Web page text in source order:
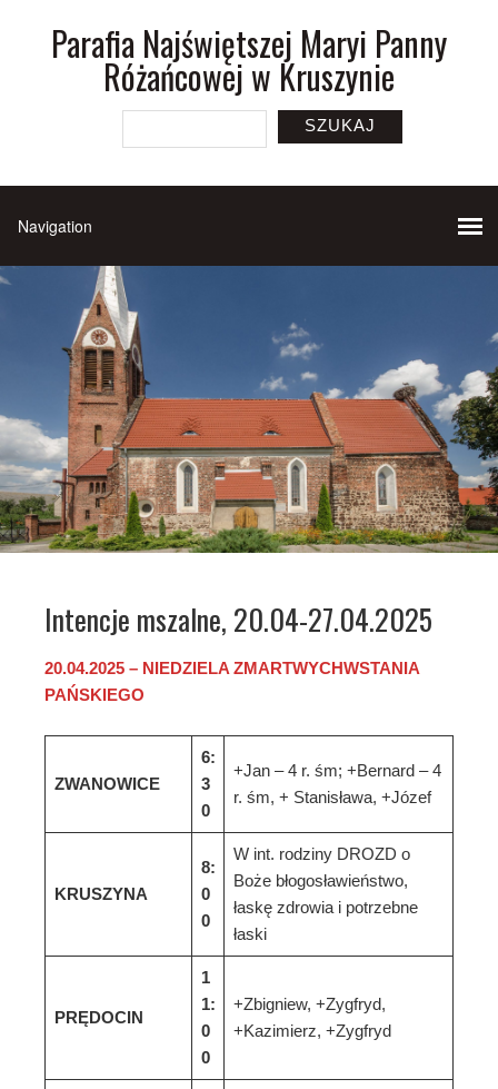
Parafia Najświętszej Maryi Panny
Różańcowej w Kruszynie
SZUKAJ
Intencje mszalne, 20.04-27.04.2025
20.04.2025 – NIEDZIELA ZMARTWYCHWSTANIA
PAŃSKIEGO
ZWANOWICE
6:
3
0
+Jan – 4 r. śm; +Bernard – 4
r. śm, + Stanisława, +Józef
KRUSZYNA
8:
0
0
W int. rodziny DROZD o
Boże błogosławieństwo,
łaskę zdrowia i potrzebne
łaski
PRĘDOCIN
1
1:
0
0
+Zbigniew, +Zygfryd,
+Kazimierz, +Zygfryd